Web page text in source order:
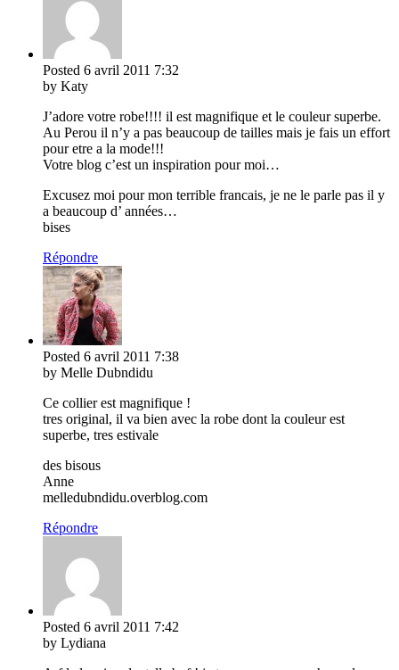
Posted 6 avril 2011 7:32
by Katy
J’adore votre robe!!!! il est magnifique et le couleur superbe.
Au Perou il n’y a pas beaucoup de tailles mais je fais un effort
pour etre a la mode!!!
Votre blog c’est un inspiration pour moi…
Excusez moi pour mon terrible francais, je ne le parle pas il y
a beaucoup d’ années…
bises
Répondre
Posted 6 avril 2011 7:38
by Melle Dubndidu
Ce collier est magnifique !
tres original, il va bien avec la robe dont la couleur est
superbe, tres estivale
des bisous
Anne
melledubndidu.overblog.com
Répondre
Posted 6 avril 2011 7:42
by Lydiana